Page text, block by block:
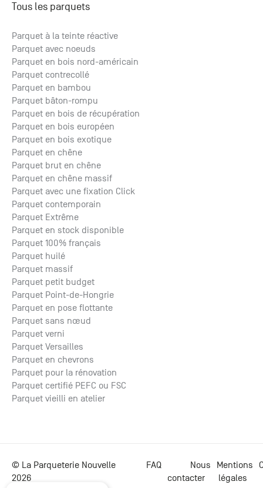
Tous les parquets
Parquet à la teinte réactive
Parquet avec noeuds
Parquet en bois nord-américain
Parquet contrecollé
Parquet en bambou
Parquet bâton-rompu
Parquet en bois de récupération
Parquet en bois européen
Parquet en bois exotique
Parquet en chêne
Parquet brut en chêne
Parquet en chêne massif
Parquet avec une fixation Click
Parquet contemporain
Parquet Extrême
Parquet en stock disponible
Parquet 100% français
Parquet huilé
Parquet massif
Parquet petit budget
Parquet Point-de-Hongrie
Parquet en pose flottante
Parquet sans nœud
Parquet verni
Parquet Versailles
Parquet en chevrons
Parquet pour la rénovation
Parquet certifié PEFC ou FSC
Parquet vieilli en atelier
© La Parqueterie Nouvelle
2026
FAQ
Nous
contacter
Mentions
légales